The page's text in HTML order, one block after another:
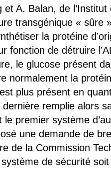
Il y a semence…. et
Quels sont les
A. Balan, de
transgénique «
la protéine
fonction de détruire
le glucose présent
normalement la
plus présent en
remplie alors
premier système
une demande de
de la Commission
de sécurité